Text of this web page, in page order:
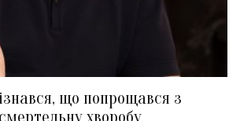
що попрощався з